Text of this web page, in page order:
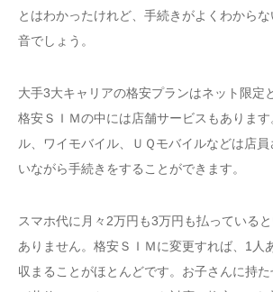
とはわかったけれど、手続きがよくわから
音でしょう。
大手3大キャリアの格安プランはネット限定
格安ＳＩＭの中には店舗サービスもありま
ル、ワイモバイル、ＵＱモバイルなどは店
いながら手続きをすることができます。
スマホ代に月々2万円も3万円も払っている
ありません。格安ＳＩＭに変更すれば、1人
収まることがほとんどです。お子さんに持